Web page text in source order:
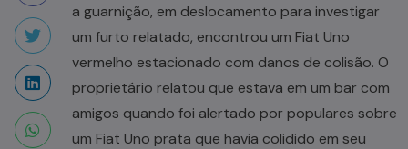
a guarnição, em deslocamento para investigar
um furto relatado, encontrou um Fiat Uno
vermelho estacionado com danos de colisão. O
proprietário relatou que estava em um bar com
amigos quando foi alertado por populares sobre
um Fiat Uno prata que havia colidido em seu